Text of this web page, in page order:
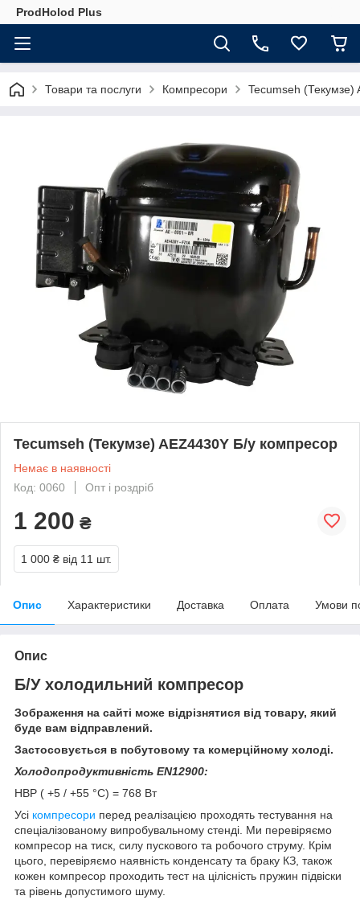
ProdHolod Plus
Товари та послуги Компресори Tecumseh (Текумзе)
Tecumseh (Текумзе) AEZ4430Y Б/у компресор
Немає в наявності
Код: 0060
Опт і роздріб
1 200 ₴
1 000 ₴ від 11 шт.
Опис Характеристики Доставка Оплата Умови
Опис
Б/У холодильний компресор
Зображення на сайті може відрізнятися від товару, який
буде вам відправлений.
Застосовується в побутовому та комерційному холоді.
Холодопродуктивність EN12900:
HBP ( +5 / +55 °C) = 768 Вт
Усі компресори перед реалізацією проходять тестування на
спеціалізованому випробувальному стенді. Ми перевіряємо
компресор на тиск, силу пускового та робочого струму. Крім
цього, перевіряємо наявність конденсату та браку КЗ, також
кожен компресор проходить тест на цілісність пружин підвіски
та рівень допустимого шуму.